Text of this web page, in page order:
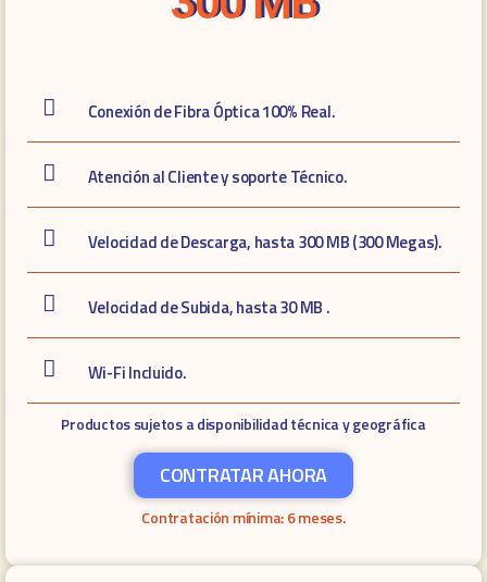
Conexión de Fibra Óptica 100% Real.
Atención al Cliente y soporte Técnico.
Velocidad de Descarga, hasta 300 MB (300 Megas).
Velocidad de Subida, hasta 30 MB .
Wi-Fi Incluido.
Productos sujetos a disponibilidad técnica y geográfica
CONTRATAR AHORA
Contratación mínima: 6 meses.